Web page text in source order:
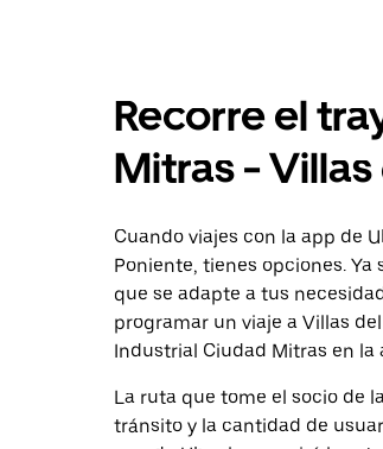
Recorre el
Mitras -
Cuando viajes con la app de
Poniente, tienes opciones.
que se adapte a tus
programar un viaje a Villas
Industrial Ciudad Mitras en la
La ruta que tome el socio de
tránsito y la cantidad de